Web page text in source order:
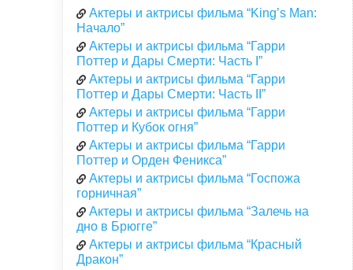
Актеры и актрисы фильма “King’s Man:
Начало”
Актеры и актрисы фильма “Гарри
Поттер и Дары Смерти: Часть I”
Актеры и актрисы фильма “Гарри
Поттер и Дары Смерти: Часть II”
Актеры и актрисы фильма “Гарри
Поттер и Кубок огня”
Актеры и актрисы фильма “Гарри
Поттер и Орден Феникса”
Актеры и актрисы фильма “Госпожа
горничная”
Актеры и актрисы фильма “Залечь на
дно в Брюгге”
Актеры и актрисы фильма “Красный
Дракон”